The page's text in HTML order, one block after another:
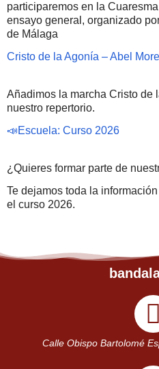
participaremos en la
ensayo general, organizado
de Málaga
Cristo de la Agonía – Abel
Añadimos la marcha Cristo de
nuestro repertorio.
📣Escuela: Curso 2026
¿Quieres formar parte de
Te dejamos toda la
el curso 2026.
Calle Obispo Bartolomé